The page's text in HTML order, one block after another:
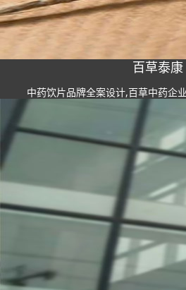
百草泰康
中药饮片品牌全案设计,百草中药企